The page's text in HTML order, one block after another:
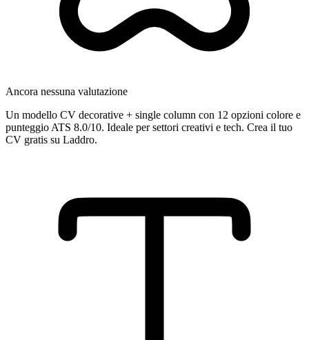
Ancora nessuna valutazione
Un modello CV decorative + single column con 12 opzioni colore e
punteggio ATS 8.0/10. Ideale per settori creativi e tech. Crea il tuo
CV gratis su Laddro.